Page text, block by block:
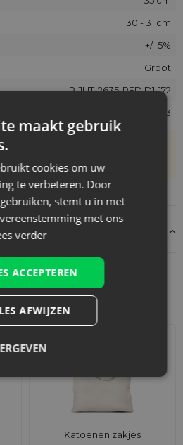
30 - 31 cm
+/- 5%
Groot
P.JUT-2635-RED.D1-172
5903003407133
genaaid, daarom kan hun
van het product met de
meer zou kunnen
Katoenen zakjes
maakt gebruik
cookies om uw
te verbeteren. Door
stemt u in met
met ons
verder
ACCEPTEREN
AFWIJZEN